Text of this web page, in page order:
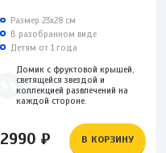
Размер 23х28 см
В разобранном виде
Детям от 1 года
Домик с фруктовой крышей,
светящейся звездой и
коллекцией развлечений на
каждой стороне.
2990 ₽ В КОРЗИНУ